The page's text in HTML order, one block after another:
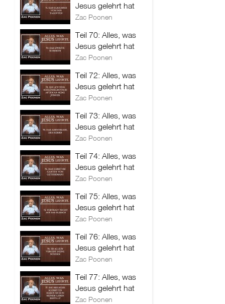
Jesus gelehrt hat
Zac Poonen
Teil 70: Alles, was
Jesus gelehrt hat
Zac Poonen
Teil 72: Alles, was
Jesus gelehrt hat
Zac Poonen
Teil 73: Alles, was
Jesus gelehrt hat
Zac Poonen
Teil 74: Alles, was
Jesus gelehrt hat
Zac Poonen
Teil 75: Alles, was
Jesus gelehrt hat
Zac Poonen
Teil 76: Alles, was
Jesus gelehrt hat
Zac Poonen
Teil 77: Alles, was
Jesus gelehrt hat
Zac Poonen